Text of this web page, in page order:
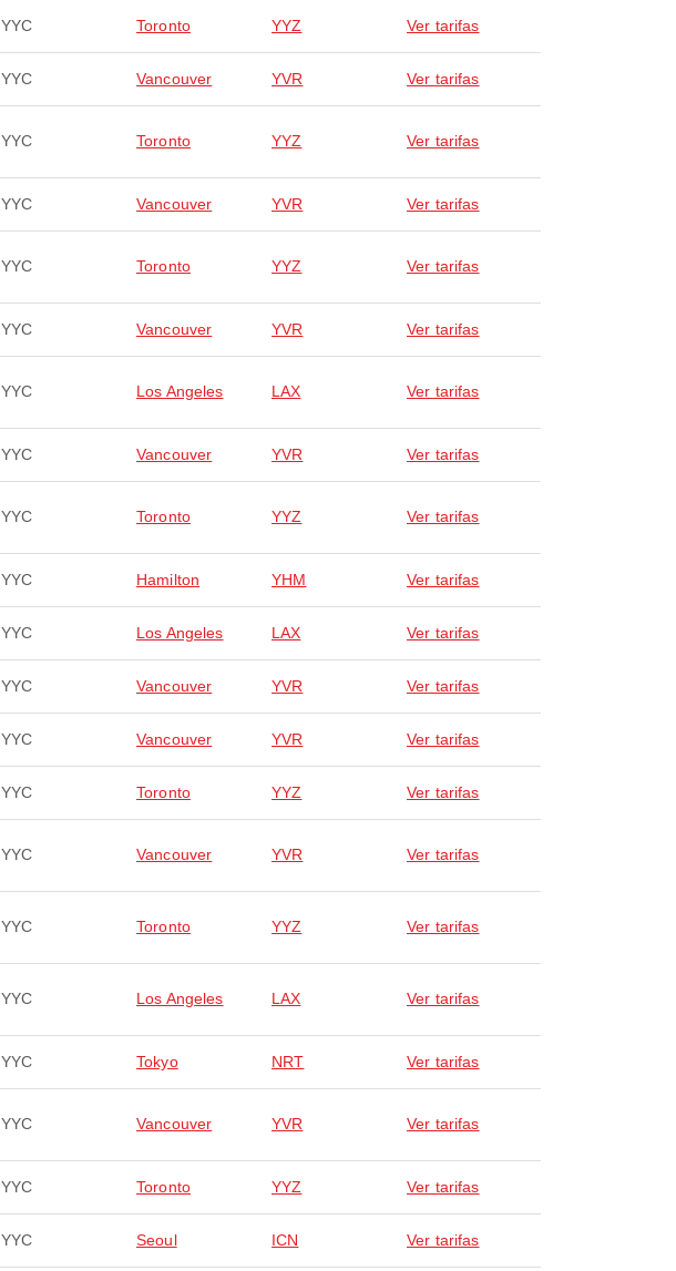
YYC Toronto YYZ Ver tarifas
YYC Vancouver YVR Ver tarifas
YYC Toronto YYZ Ver tarifas
YYC Vancouver YVR Ver tarifas
YYC Toronto YYZ Ver tarifas
YYC Vancouver YVR Ver tarifas
YYC Los Angeles LAX Ver tarifas
YYC Vancouver YVR Ver tarifas
YYC Toronto YYZ Ver tarifas
YYC Hamilton YHM Ver tarifas
YYC Los Angeles LAX Ver tarifas
YYC Vancouver YVR Ver tarifas
YYC Vancouver YVR Ver tarifas
YYC Toronto YYZ Ver tarifas
YYC Vancouver YVR Ver tarifas
YYC Toronto YYZ Ver tarifas
YYC Los Angeles LAX Ver tarifas
YYC Tokyo NRT Ver tarifas
YYC Vancouver YVR Ver tarifas
YYC Toronto YYZ Ver tarifas
YYC Seoul ICN Ver tarifas